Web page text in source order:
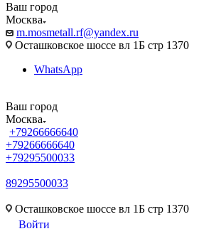
Ваш город
Москва
m.mosmetall.rf@yandex.ru
Осташковское шоссе вл 1Б стр 1370
WhatsApp
Ваш город
Москва
+79266666640
+79266666640
+79295500033
89295500033
Осташковское шоссе вл 1Б стр 1370
Войти